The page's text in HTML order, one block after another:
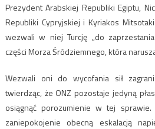
Prezydent Arabskiej Republiki Egiptu,
Republiki Cypryjskiej i Kyriakos
wezwali w niej Turcję „do
części Morza Śródziemnego, która
Wezwali oni do wycofania sił
twierdząc, że ONZ pozostaje jedyną
osiągnąć porozumienie w tej sprawie.
zaniepokojenie obecną eskalacją